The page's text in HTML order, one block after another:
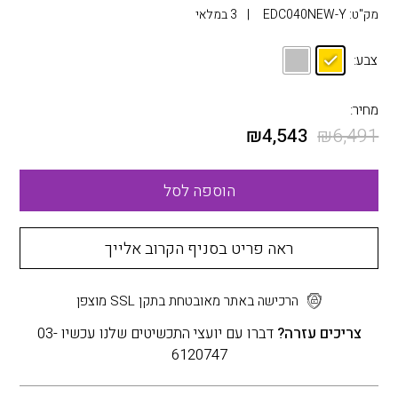
מק"ט:EDC040NEW-Y
| 3 במלאי
צבע:
מחיר:
₪6,491
₪4,543
הוספה לסל
ראה פריט בסניף הקרוב אלייך
הרכישה באתר מאובטחת בתקן SSL מוצפן
צריכים עזרה?
דברו עם יועצי התכשיטים שלנו עכשיו 03-
6120747